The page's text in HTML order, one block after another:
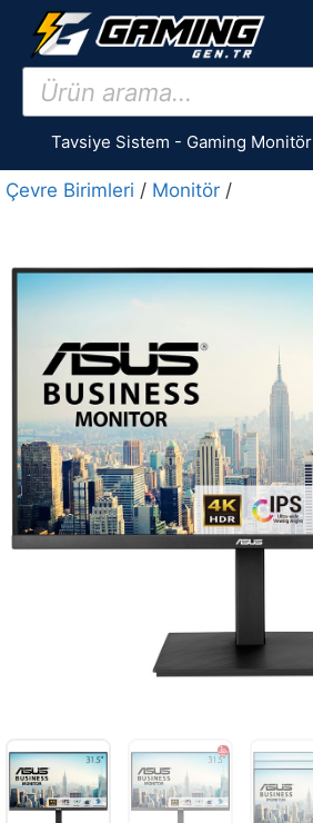
İçeriğe
Products
search
Tavsiye Sistem - Gaming Monitör
Çevre Birimleri / Monitör /